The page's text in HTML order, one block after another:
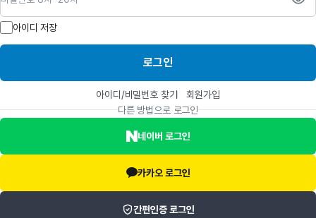
아이디 저장
로그인
아이디/비밀번호 찾기
회원가입
다른 방법으로 로그인
네이버 로그인
카카오 로그인
간편인증 로그인